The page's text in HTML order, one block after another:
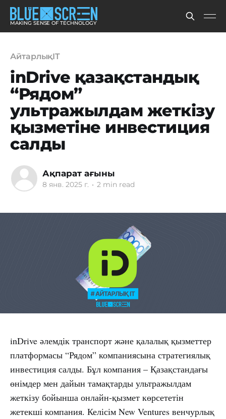
MAKING SENSE OF TECHNOLOGY
АйтарлықIT
inDrive қазақстандық
“Рядом”
ультражылдам жеткізу
қызметіне инвестиция
салды
Ақпарат ағыны
8 янв. 2025 г. • 2 min read
inDrive әлемдік транспорт және қалалық қызметтер
платформасы “Рядом” компаниясына стратегиялық
инвестиция салды. Бұл компания – Қазақстандағы
өнімдер мен дайын тамақтарды ультражылдам
жеткізу бойынша онлайн-қызмет көрсететін
жетекші компания. Келісім New Ventures венчурлық